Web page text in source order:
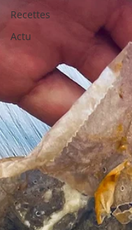
Recettes
Actu